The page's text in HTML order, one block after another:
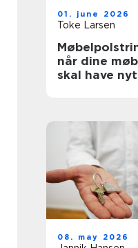
01. june 2026
Toke Larsen
når dine
skal have
08. may 2026